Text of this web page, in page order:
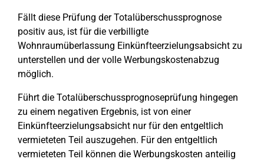
Fällt diese Prüfung der Totalüberschussprognose
positiv aus, ist für die verbilligte
Wohnraumüberlassung Einkünfteerzielungsabsicht zu
unterstellen und der volle Werbungskostenabzug
möglich.
Führt die Totalüberschussprognoseprüfung hingegen
zu einem negativen Ergebnis, ist von einer
Einkünfteerzielungsabsicht nur für den entgeltlich
vermieteten Teil auszugehen. Für den entgeltlich
vermieteten Teil können die Werbungskosten anteilig